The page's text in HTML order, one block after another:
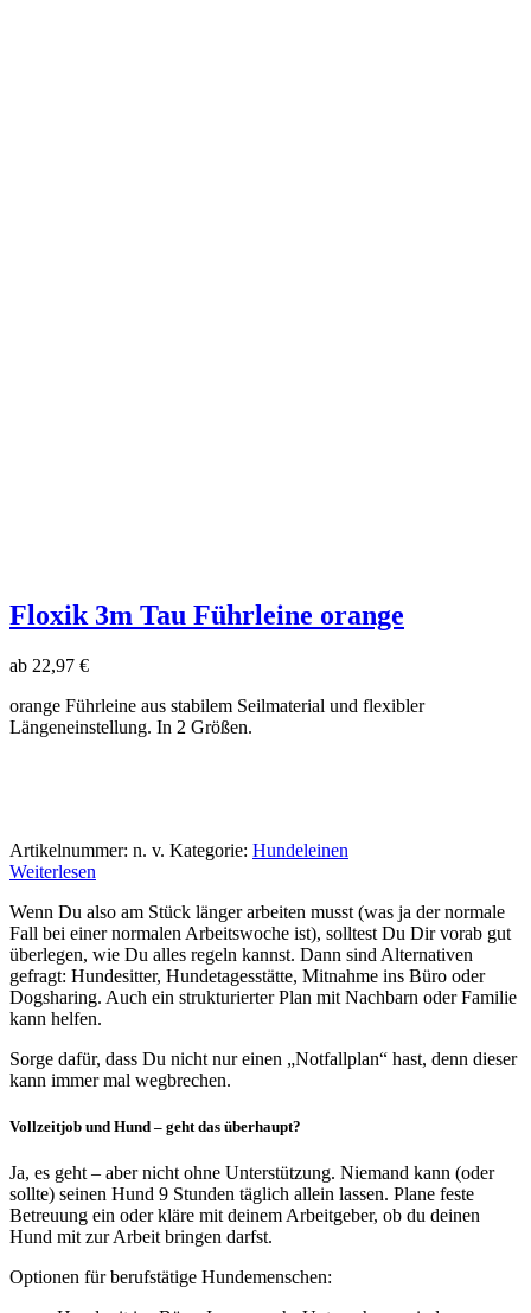
Floxik 3m Tau Führleine orange
ab 22,97 €
orange Führleine aus stabilem Seilmaterial und flexibler
Längeneinstellung. In 2 Größen.
Artikelnummer: n. v. Kategorie: Hundeleinen
Weiterlesen
Wenn Du also am Stück länger arbeiten musst (was ja der normale
Fall bei einer normalen Arbeitswoche ist), solltest Du Dir vorab gut
überlegen, wie Du alles regeln kannst. Dann sind Alternativen
gefragt: Hundesitter, Hundetagesstätte, Mitnahme ins Büro oder
Dogsharing. Auch ein strukturierter Plan mit Nachbarn oder Familie
kann helfen.
Sorge dafür, dass Du nicht nur einen „Notfallplan“ hast, denn dieser
kann immer mal wegbrechen.
Vollzeitjob und Hund – geht das überhaupt?
Ja, es geht – aber nicht ohne Unterstützung. Niemand kann (oder
sollte) seinen Hund 9 Stunden täglich allein lassen. Plane feste
Betreuung ein oder kläre mit deinem Arbeitgeber, ob du deinen
Hund mit zur Arbeit bringen darfst.
Optionen für berufstätige Hundemenschen: